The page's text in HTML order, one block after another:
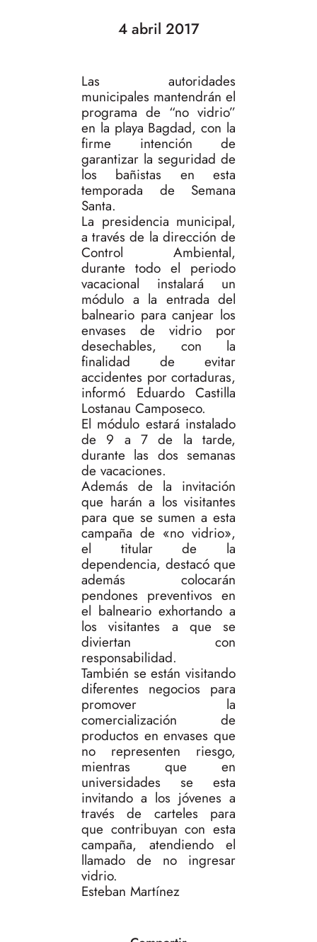
4 abril 2017
Las autoridades
municipales mantendrán el
programa de “no vidrio”
en la playa Bagdad, con la
firme intención de
garantizar la seguridad de
los bañistas en esta
temporada de Semana
Santa.
La presidencia municipal,
a través de la dirección de
Control Ambiental,
durante todo el periodo
vacacional instalará un
módulo a la entrada del
balneario para canjear los
envases de vidrio por
desechables, con la
finalidad de evitar
accidentes por cortaduras,
informó Eduardo Castilla
Lostanau Camposeco.
El módulo estará instalado
de 9 a 7 de la tarde,
durante las dos semanas
de vacaciones.
Además de la invitación
que harán a los visitantes
para que se sumen a esta
campaña de «no vidrio»,
el titular de la
dependencia, destacó que
además colocarán
pendones preventivos en
el balneario exhortando a
los visitantes a que se
diviertan con
responsabilidad.
También se están visitando
diferentes negocios para
promover la
comercialización de
productos en envases que
no representen riesgo,
mientras que en
universidades se esta
invitando a los jóvenes a
través de carteles para
que contribuyan con esta
campaña, atendiendo el
llamado de no ingresar
vidrio.
Esteban Martínez